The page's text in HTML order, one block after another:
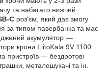
та набагато нижчий
C роз'єм, який дає змогу
за типом павербанка та має
акумулятор —
крони LiitoKala 9V 1100
пристроїв — бездротові
металошукачі та ін.